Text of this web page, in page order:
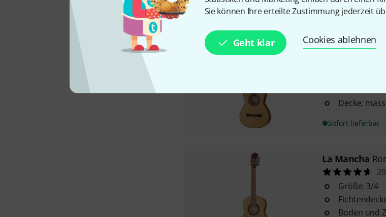
Sie können Ihre erteilte Zustimmung jederzeit
Geht klar Cookies ablehnen
Sofort lieferbar
La Mancha
Decke:
Sofort lieferbar
La Mancha
20
Größe: 3/4
Boden und